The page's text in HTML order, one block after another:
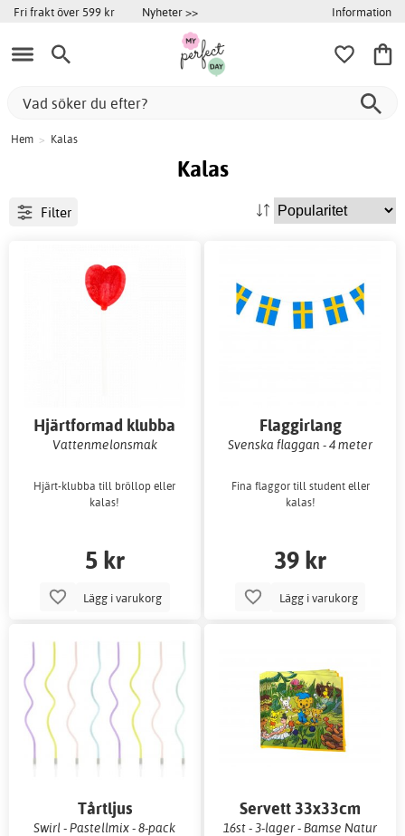
Fri frakt över 599 kr Nyheter >> Information
Hem > Kalas
Kalas
Filter
Hjärtformad klubba
Vattenmelonsmak
Hjärt-klubba till bröllop eller
kalas!
5 kr
Lägg i varukorg
Flaggirlang
Svenska flaggan - 4 meter
Fina flaggor till student eller
kalas!
39 kr
Lägg i varukorg
Tårtljus
Swirl - Pastellmix - 8-pack
Servett 33x33cm
16st - 3-lager - Bamse Natur